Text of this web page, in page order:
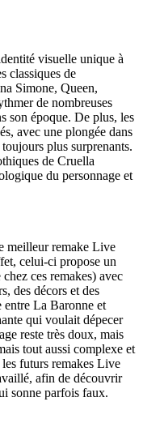
visuelle unique à
classiques de
Simone, Queen,
de nombreuses
son époque. De plus, les
avec une plongée dans
plus surprenants.
de Cruella
du personnage et
meilleur remake Live
celui-ci propose un
ces remakes) avec
des décors et des
entre La Baronne et
qui voulait dépecer
reste très doux, mais
tout aussi complexe et
futurs remakes Live
afin de découvrir
sonne parfois faux.